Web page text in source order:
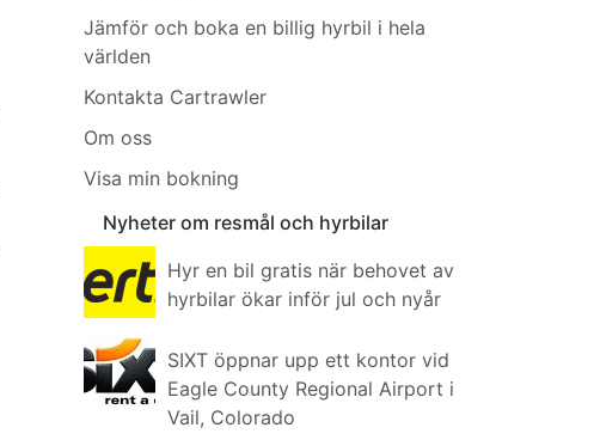
Jämför och boka en billig hyrbil i hela
världen
Kontakta Cartrawler
Om oss
Visa min bokning
Nyheter om resmål och hyrbilar
Hyr en bil gratis när behovet av
hyrbilar ökar inför jul och nyår
SIXT öppnar upp ett kontor vid
Eagle County Regional Airport i
Vail, Colorado